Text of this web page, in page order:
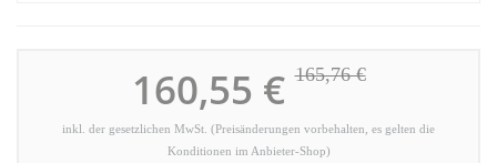
160,55 €165,76 €
inkl. der gesetzlichen MwSt. (Preisänderungen vorbehalten, es gelten die
Konditionen im Anbieter-Shop)